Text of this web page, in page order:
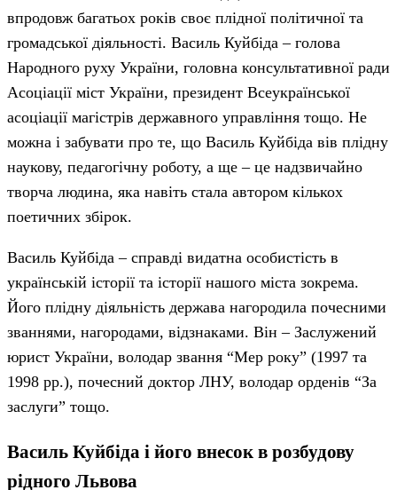
впродовж багатьох років своє плідної політичної та
громадської діяльності. Василь Куйбіда – голова
Народного руху України, головна консультативної ради
Асоціації міст України, президент Всеукраїнської
асоціації магістрів державного управління тощо. Не
можна і забувати про те, що Василь Куйбіда вів плідну
наукову, педагогічну роботу, а ще – це надзвичайно
творча людина, яка навіть стала автором кількох
поетичних збірок.
Василь Куйбіда – справді видатна особистість в
українській історії та історії нашого міста зокрема.
Його плідну діяльність держава нагородила почесними
званнями, нагородами, відзнаками. Він – Заслужений
юрист України, володар звання “Мер року” (1997 та
1998 рр.), почесний доктор ЛНУ, володар орденів “За
заслуги” тощо.
Василь Куйбіда і його внесок в розбудову
рідного Львова